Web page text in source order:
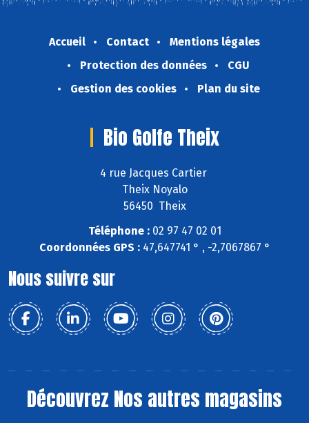
Accueil Contact
Mentions légales
Protection des données
CGU
Gestion des cookies
Plan du site
Bio Golfe Theix
4 rue Jacques Cartier
Theix Noyalo
56450 Theix
Téléphone :02 97 47 02 01
Coordonnées GPS :47,647741 ° , -2,7067867 °
Nous suivre sur
Découvrez Nos autres magasins